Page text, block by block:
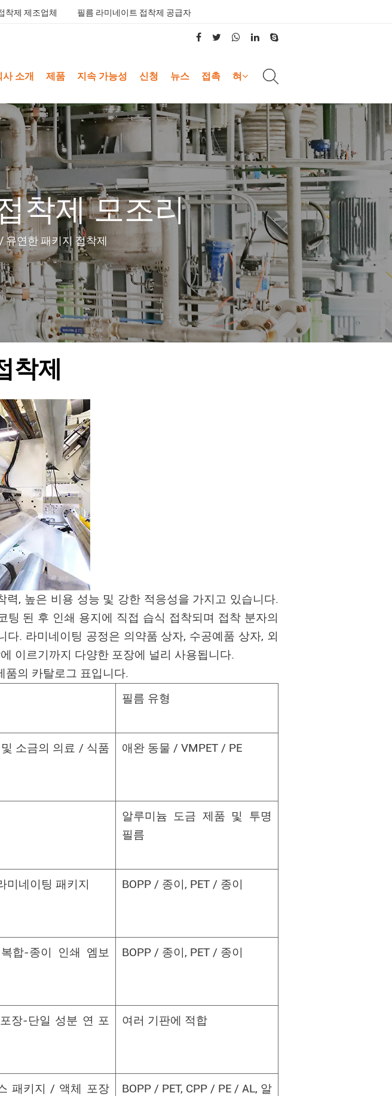
착제 제조업체 필름 라미네이트 접착제 공급자
사 소개 제품 지속 가능성 신청 뉴스 접촉 혀
착제 모조리
/유연한 패키지 접착제
착제
력, 높은 비용 성능 및 강한 적응성을 가지고 있습니다.
팅 된 후 인쇄 용지에 직접 습식 접착되며 접착 분자의
다. 라미네이팅 공정은 의약품 상자, 수공예품 상자, 외
이르기까지 다양한 포장에 널리 사용됩니다.
품의 카탈로그 표입니다.
필름 유형
소금의 의료 / 식품
애완 동물 / VMPET / PE
알루미늄 도금 제품 및 투명
필름
미네이팅 패키지 BOPP / 종이, PET / 종이
합-종이 인쇄 엠보
BOPP / 종이, PET / 종이
장-단일 성분 연 포
여러 기판에 적합
패키지 / 액체 포장
BOPP / PET, CPP / PE / AL, 알